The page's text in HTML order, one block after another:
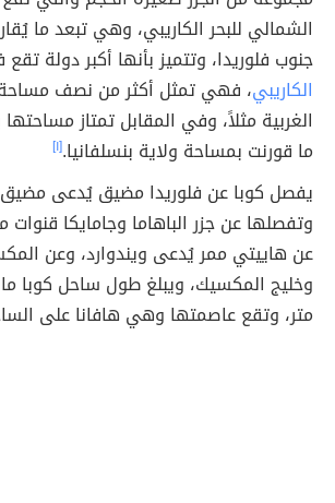
جنوب فلوريدا، وتتميز بأنها أكبر دولة
الكاريبي، فهي تمثل أكثر من نصف
الغربية مثلاً، وفي المقابل تمتاز
ما قورنت بمساحة ولاية بنسلفانيا.[١]
يفصل كوبا عن فلوريدا مضيق يُدعى مضيق
وتفصلها عن جزر الباهاما وجامايكا
عن هاييتي ممر يُدعى ويندوارد، وعن
متر، وتقع عاصمتها وهي هافانا على